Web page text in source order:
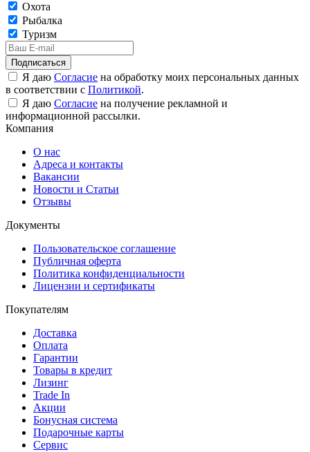
Охота
Рыбалка
Туризм
Подписаться
Я даю Согласие на обработку моих персональных данных
в соответствии с Политикой.
Я даю Согласие на получение рекламной и
информационной рассылки.
Компания
О нас
Адреса и контакты
Вакансии
Новости и Статьи
Отзывы
Документы
Пользовательское соглашение
Публичная оферта
Политика конфиденциальности
Лицензии и сертификаты
Покупателям
Доставка
Оплата
Гарантии
Товары в кредит
Лизинг
Trade In
Акции
Бонусная система
Подарочные карты
Сервис